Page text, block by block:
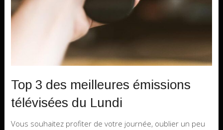
Top 3 des meilleures émissions
télévisées du Lundi
Vous souhaitez profiter de votre journée, oublier un peu